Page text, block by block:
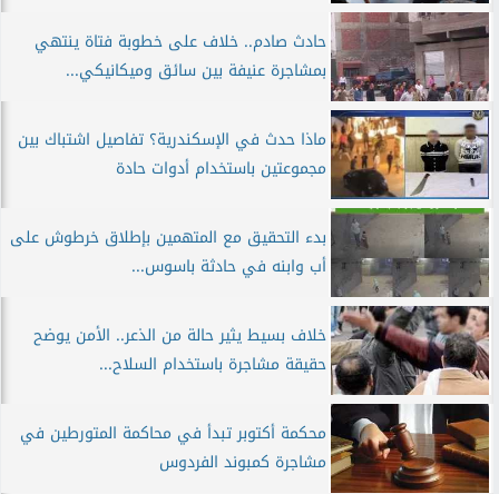
حادث صادم.. خلاف على خطوبة فتاة ينتهي
بمشاجرة عنيفة بين سائق وميكانيكي...
ماذا حدث في الإسكندرية؟ تفاصيل اشتباك بين
مجموعتين باستخدام أدوات حادة
بدء التحقيق مع المتهمين بإطلاق خرطوش على
أب وابنه في حادثة باسوس...
خلاف بسيط يثير حالة من الذعر.. الأمن يوضح
حقيقة مشاجرة باستخدام السلاح...
محكمة أكتوبر تبدأ في محاكمة المتورطين في
مشاجرة كمبوند الفردوس